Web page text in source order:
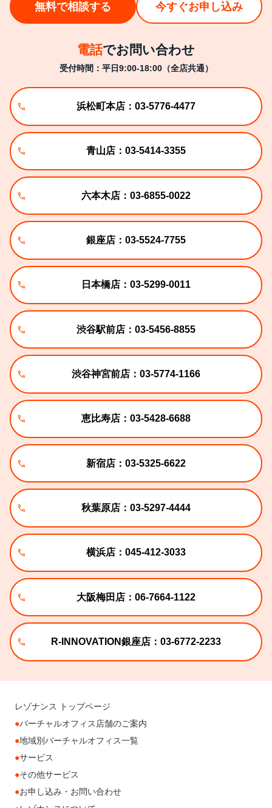
無料で相談する 今すぐお申し込み
電話でお問い合わせ
受付時間：平日9:00-18:00（全店共通）
浜松町本店：03-5776-4477
青山店：03-5414-3355
六本木店：03-6855-0022
銀座店：03-5524-7755
日本橋店：03-5299-0011
渋谷駅前店：03-5456-8855
渋谷神宮前店：03-5774-1166
恵比寿店：03-5428-6688
新宿店：03-5325-6622
秋葉原店：03-5297-4444
横浜店：045-412-3033
大阪梅田店：06-7664-1122
R-INNOVATION銀座店：03-6772-2233
レゾナンス トップページ
バーチャルオフィス店舗のご案内
地域別バーチャルオフィス一覧
サービス
その他サービス
お申し込み・お問い合わせ